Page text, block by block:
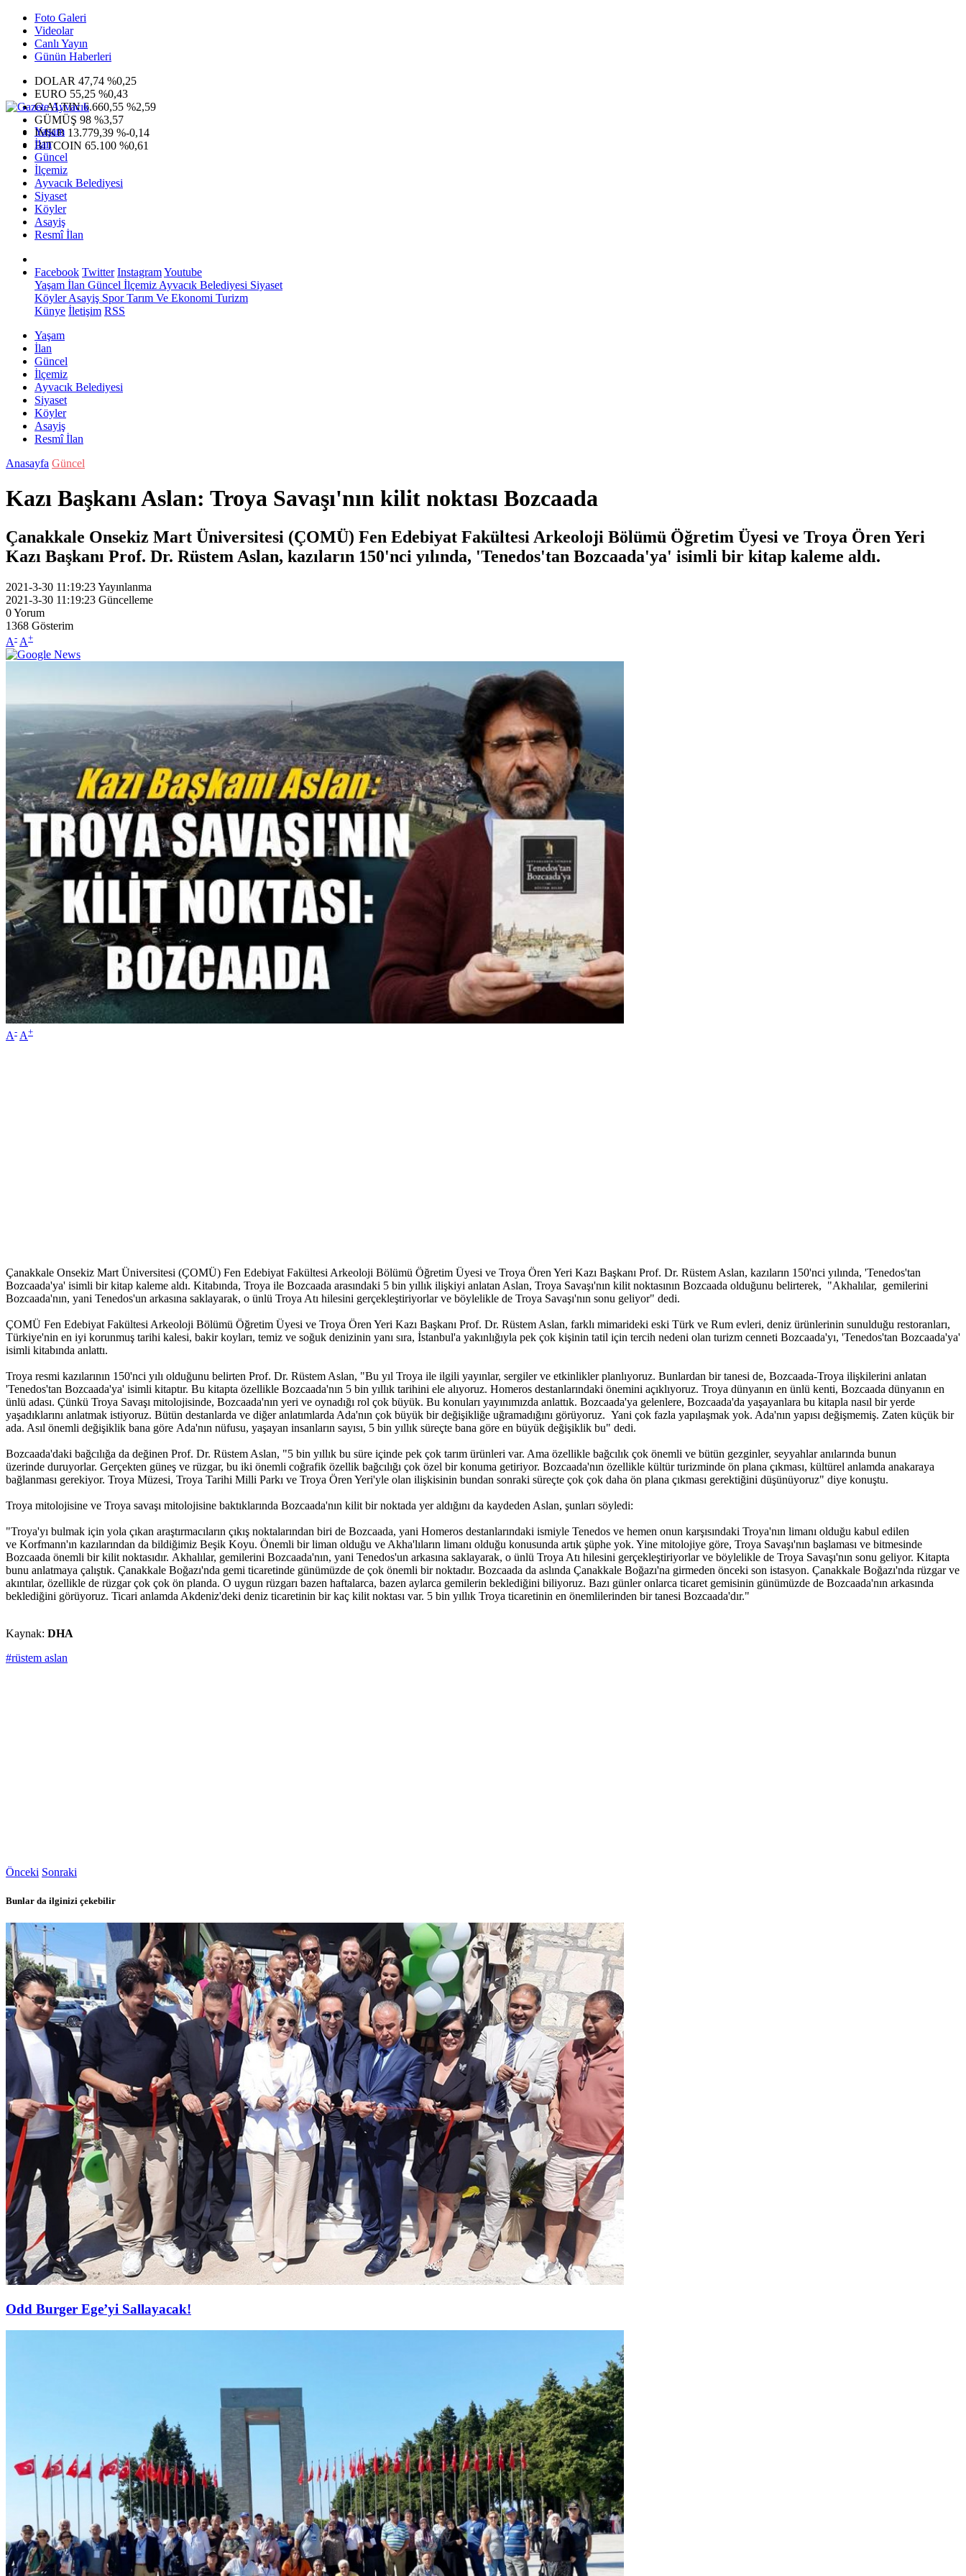
Foto Galeri
Videolar
Canlı Yayın
Günün Haberleri
DOLAR 47,74 %0,25
EURO 55,25 %0,43
G.ALTIN6.660,55 %2,59
GÜMÜŞ 98 %3,57
IMKB 13.779,39 %-0,14
BITCOIN 65.100 %0,61
Yaşam
İlan
Güncel
İlçemiz
Ayvacık Belediyesi
Siyaset
Köyler
Asayiş
Resmî İlan
Facebook Twitter InstagramYoutube
Yaşam İlan Güncel İlçemiz Ayvacık Belediyesi Siyaset
KöylerAsayiş SporTarım Ve Ekonomi Turizm
Künye İletişim RSS
Yaşam
İlan
Güncel
İlçemiz
Ayvacık Belediyesi
Siyaset
Köyler
Asayiş
Resmî İlan
Anasayfa Güncel
Kazı Başkanı Aslan: Troya Savaşı'nın kilit noktası Bozcaada
Çanakkale Onsekiz Mart Üniversitesi (ÇOMÜ) Fen Edebiyat Fakültesi Arkeoloji Bölümü Öğretim Üyesi ve Troya Ören Yeri
Kazı Başkanı Prof. Dr. Rüstem Aslan, kazıların 150'nci yılında, 'Tenedos'tan Bozcaada'ya' isimli bir kitap kaleme aldı.
2021-3-30 11:19:23Yayınlanma
2021-3-30 11:19:23 Güncelleme
0Yorum
1368 Gösterim
A- A+
A- A+
Çanakkale Onsekiz Mart Üniversitesi (ÇOMÜ) Fen Edebiyat Fakültesi Arkeoloji Bölümü Öğretim Üyesi ve Troya Ören Yeri Kazı Başkanı Prof. Dr. Rüstem Aslan, kazıların 150'nci yılında, 'Tenedos'tan
Bozcaada'ya' isimli bir kitap kaleme aldı. Kitabında, Troya ile Bozcaada arasındaki 5 bin yıllık ilişkiyi anlatan Aslan, Troya Savaşı'nın kilit noktasının Bozcaada olduğunu belirterek, "Akhalılar, gemilerini
Bozcaada'nın, yani Tenedos'un arkasına saklayarak, o ünlü Troya Atı hilesini gerçekleştiriyorlar ve böylelikle de Troya Savaşı'nın sonu geliyor" dedi.
ÇOMÜ Fen Edebiyat Fakültesi Arkeoloji Bölümü Öğretim Üyesi ve Troya Ören Yeri Kazı Başkanı Prof. Dr. Rüstem Aslan, farklı mimarideki eski Türk ve Rum evleri, deniz ürünlerinin sunulduğu restoranları,
Türkiye'nin en iyi korunmuş tarihi kalesi, bakir koyları, temiz ve soğuk denizinin yanı sıra, İstanbul'a yakınlığıyla pek çok kişinin tatil için tercih nedeni olan turizm cenneti Bozcaada'yı, 'Tenedos'tan Bozcaada'ya'
isimli kitabında anlattı.
Troya resmi kazılarının 150'nci yılı olduğunu belirten Prof. Dr. Rüstem Aslan, "Bu yıl Troya ile ilgili yayınlar, sergiler ve etkinlikler planlıyoruz. Bunlardan bir tanesi de, Bozcaada-Troya ilişkilerini anlatan
'Tenedos'tan Bozcaada'ya' isimli kitaptır. Bu kitapta özellikle Bozcaada'nın 5 bin yıllık tarihini ele alıyoruz. Homeros destanlarındaki önemini açıklıyoruz. Troya dünyanın en ünlü kenti, Bozcaada dünyanın en
ünlü adası. Çünkü Troya Savaşı mitolojisinde, Bozcaada'nın yeri ve oynadığı rol çok büyük. Bu konuları yayınımızda anlattık. Bozcaada'ya gelenlere, Bozcaada'da yaşayanlara bu kitapla nasıl bir yerde
yaşadıklarını anlatmak istiyoruz. Bütün destanlarda ve diğer anlatımlarda Ada'nın çok büyük bir değişikliğe uğramadığını görüyoruz. Yani çok fazla yapılaşmak yok. Ada'nın yapısı değişmemiş. Zaten küçük bir
ada. Asıl önemli değişiklik bana göre Ada'nın nüfusu, yaşayan insanların sayısı, 5 bin yıllık süreçte bana göre en büyük değişiklik bu" dedi.
Bozcaada'daki bağcılığa da değinen Prof. Dr. Rüstem Aslan, "5 bin yıllık bu süre içinde pek çok tarım ürünleri var. Ama özellikle bağcılık çok önemli ve bütün gezginler, seyyahlar anılarında bunun
üzerinde duruyorlar. Gerçekten güneş ve rüzgar, bu iki önemli coğrafik özellik bağcılığı çok özel bir konuma getiriyor. Bozcaada'nın özellikle kültür turizminde ön plana çıkması, kültürel anlamda anakaraya
bağlanması gerekiyor. Troya Müzesi, Troya Tarihi Milli Parkı ve Troya Ören Yeri'yle olan ilişkisinin bundan sonraki süreçte çok çok daha ön plana çıkması gerektiğini düşünüyoruz" diye konuştu.
Troya mitolojisine ve Troya savaşı mitolojisine baktıklarında Bozcaada'nın kilit bir noktada yer aldığını da kaydeden Aslan, şunları söyledi:
"Troya'yı bulmak için yola çıkan araştırmacıların çıkış noktalarından biri de Bozcaada, yani Homeros destanlarındaki ismiyle Tenedos ve hemen onun karşısındaki Troya'nın limanı olduğu kabul edilen
ve Korfmann'ın kazılarından da bildiğimiz Beşik Koyu. Önemli bir liman olduğu ve Akha'lıların limanı olduğu konusunda artık şüphe yok. Yine mitolojiye göre, Troya Savaşı'nın başlaması ve bitmesinde
Bozcaada önemli bir kilit noktasıdır. Akhalılar, gemilerini Bozcaada'nın, yani Tenedos'un arkasına saklayarak, o ünlü Troya Atı hilesini gerçekleştiriyorlar ve böylelikle de Troya Savaşı'nın sonu geliyor. Kitapta
bunu anlatmaya çalıştık. Çanakkale Boğazı'nda gemi ticaretinde günümüzde de çok önemli bir noktadır. Bozcaada da aslında Çanakkale Boğazı'na girmeden önceki son istasyon. Çanakkale Boğazı'nda rüzgar ve
akıntılar, özellikle de rüzgar çok çok ön planda. O uygun rüzgarı bazen haftalarca, bazen aylarca gemilerin beklediğini biliyoruz. Bazı günler onlarca ticaret gemisinin günümüzde de Bozcaada'nın arkasında
beklediğini görüyoruz. Ticari anlamda Akdeniz'deki deniz ticaretinin bir kaç kilit noktası var. 5 bin yıllık Troya ticaretinin en önemlilerinden bir tanesi Bozcaada'dır."
Kaynak: DHA
#rüstem aslan
Önceki Sonraki
Bunlar da ilginizi çekebilir
Odd Burger Ege’yi Sallayacak!